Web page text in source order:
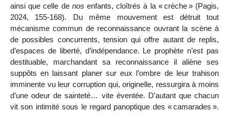
ainsi que celle de nos enfants, cloîtrés à la «crèche» (Pagis,
2024, 155-168). Du même mouvement est détruit tout
mécanisme commun de reconnaissance ouvrant la scène à
de possibles concurrents, tension qui offre autant de replis,
d’espaces de liberté, d’indépendance. Le prophète n’est pas
destituable, marchandant sa reconnaissance il aliène ses
suppôts en laissant planer sur eux l’ombre de leur trahison
imminente vu leur corruption qui, originelle, ressurgira à moins
d’une odeur de sainteté… vite éventée. D’autant que chacun
vit son intimité sous le regard panoptique des «camarades ».